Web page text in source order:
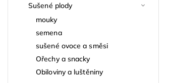
Sušené plody
mouky
semena
sušené ovoce a směsi
Ořechy a snacky
Obiloviny a luštěniny